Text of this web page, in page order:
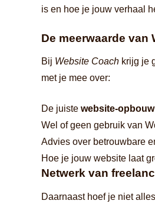
is en hoe je jouw verhaal
De meerwaarde van
Bij Website Coach krijg je
met je mee over:
De juiste website-opbouw
Wel of geen gebruik van
Advies over betrouwbare
Hoe je jouw website laat
Netwerk van
Daarnaast hoef je niet